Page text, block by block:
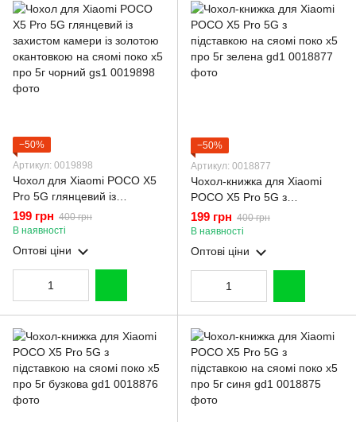
−50%
Артикул: 0019898
Чохол для Xiaomi POCO X5
Pro 5G глянцевий із
захистом камери із золотою
окантовкою на сяомі поко х5
про 5г чорний gs1
199 грн 400 грн
В наявності
Оптові ціни
−50%
Артикул: 0018877
Чохол-книжка для Xiaomi
POCO X5 Pro 5G з
підставкою на сяомі поко х5
про 5г зелена gd1
199 грн 400 грн
В наявності
Оптові ціни